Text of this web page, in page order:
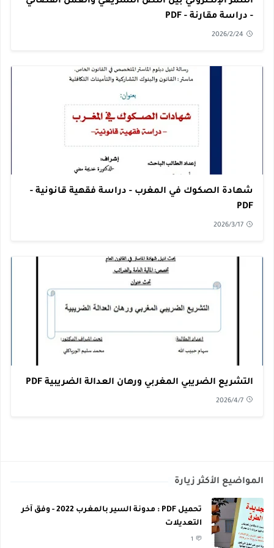
- دراسة مقارنة - PDF
2026/2/24
شهادة الصكوك في المغرب - دراسة فقهية قانونية -
PDF
2026/3/17
التشريع الضريبي المغربي ورهان العدالة الضريبية PDF
2026/4/7
المواضيع الأكثر زيارة
تحميل PDF : مدونة السير بالمغرب 2022 - وفق آخر
التعديلات
1